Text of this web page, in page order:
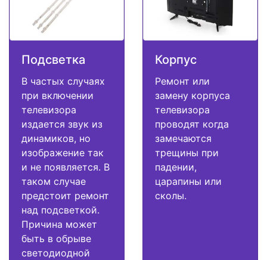
Подсветка
В частых случаях
при включении
телевизора
издается звук из
динамиков, но
изображение так
и не появляется. В
таком случае
предстоит ремонт
над подсветкой.
Причина может
быть в обрыве
светодиодной
Корпус
Ремонт или
замену корпуса
телевизора
проводят когда
замечаются
трещины при
падении,
царапины или
сколы.